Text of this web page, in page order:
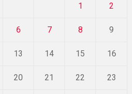
1 2
6 7 8 9
13 14 15 16
20 21 22 23